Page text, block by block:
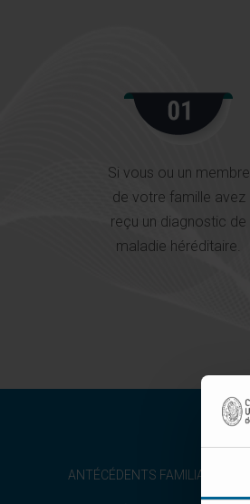
Si vous ou un membre
de votre famille avez
reçu un diagnostic de
maladie héréditaire.
ANTÉCÉDENTS FAMILIAUX